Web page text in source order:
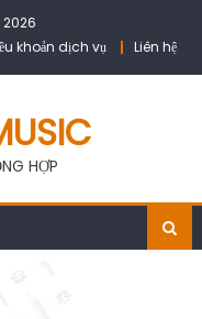
khoản dịch vụ Liên hệ
HỢP